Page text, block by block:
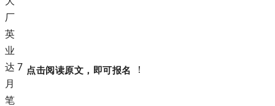
点击阅读原文，即可报名 ！